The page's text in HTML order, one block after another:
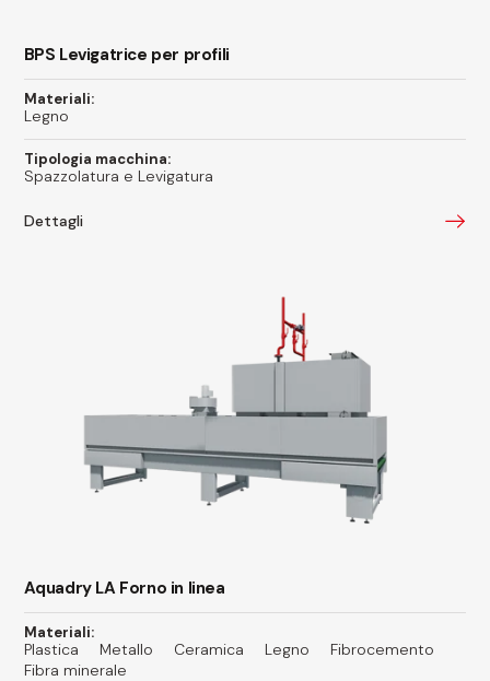
BPS Levigatrice per profili
Materiali:
Legno
Tipologia macchina:
Spazzolatura e Levigatura
Dettagli
Aquadry LA Forno in linea
Materiali:
Plastica Metallo Ceramica Legno
Fibrocemento
Fibra minerale